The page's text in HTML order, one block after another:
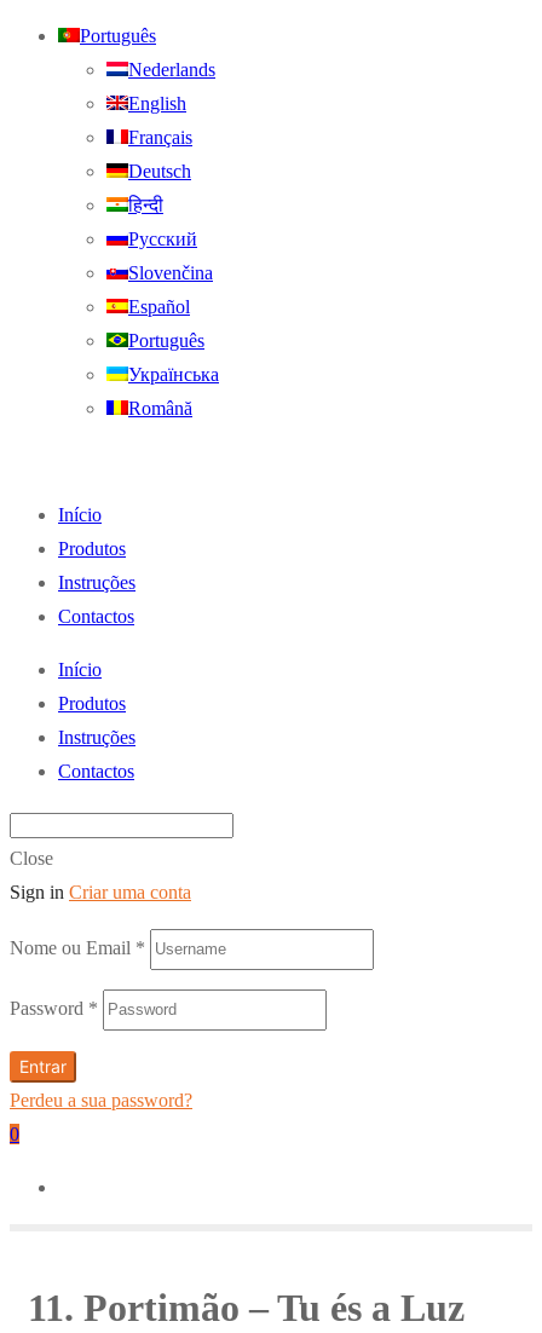
Português
Nederlands
English
Français
Deutsch
हिन्दी
Русский
Slovenčina
Español
Português
Українська
Română
Início
Produtos
Instruções
Contactos
Início
Produtos
Instruções
Contactos
Close
Sign in Criar uma conta
Nome ou Email *
Password *
Entrar
Perdeu a sua password?
0
11. Portimão – Tu és a Luz